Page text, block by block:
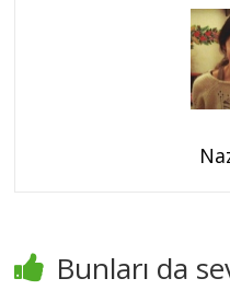
Bunları da